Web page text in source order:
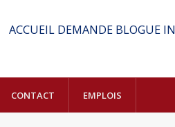
ACCUEIL DEMANDE BLOGUE
CONTACT EMPLOIS